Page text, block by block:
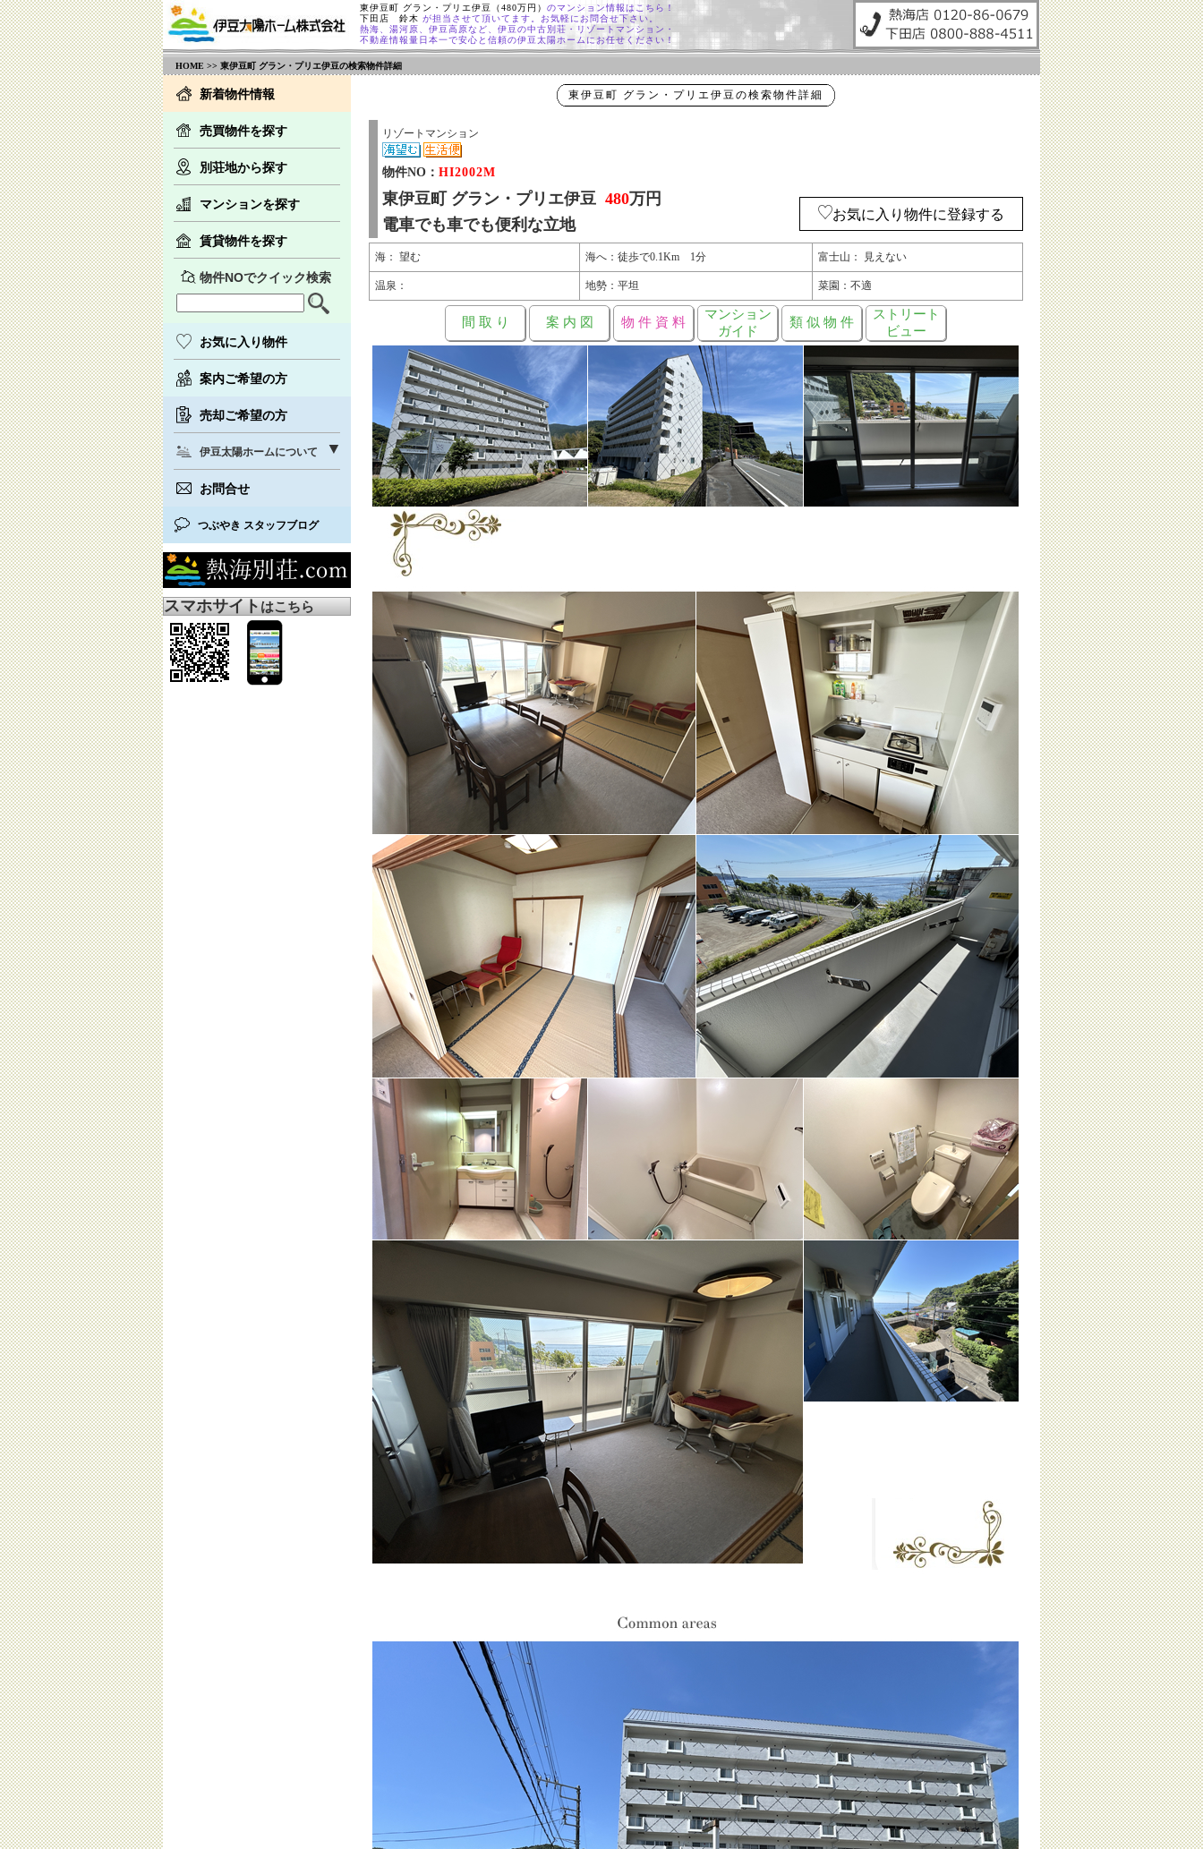
東伊豆町 グラン・プリエ伊豆（480万円） のマンション情報はこちら！
下田店 鈴木 が担当させて頂いてます。お気軽にお問合せ下さい。
熱海、湯河原、伊豆高原など、伊豆の中古別荘・リゾートマンション・
不動産情報量日本一で安心と信頼の伊豆太陽ホームにお任せください！
HOME >> 東伊豆町 グラン・プリエ伊豆の検索物件詳細
新着物件情報
売買物件を探す
別荘地から探す
マンションを探す
賃貸物件を探す
物件NOでクイック検索
お気に入り物件
案内ご希望の方
売却ご希望の方
伊豆太陽ホームについて
お問合せ
つぶやき スタッフブログ
スマホサイトはこちら
東伊豆町 グラン・プリエ伊豆の検索物件詳細
リゾートマンション
物件NO： HI2002M
東伊豆町 グラン・プリエ伊豆 480万円
電車でも車でも便利な立地
お気に入り物件に登録する
海： 望む 海へ：徒歩で0.1Km 1分 富士山： 見えない
温泉： 地勢：平坦 菜園：不適
間 取 り 案 内 図 物 件 資 料
マンション
ガイド
類 似 物 件
ストリート
ビュー